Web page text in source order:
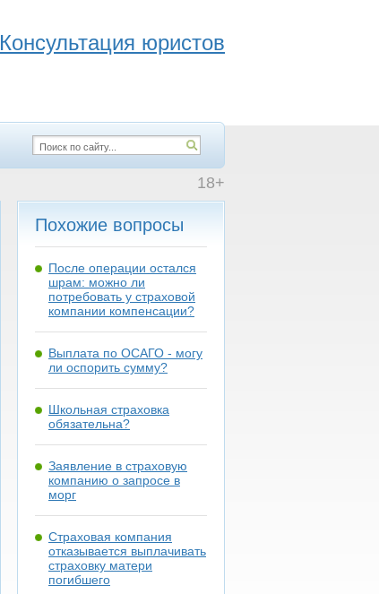
Консультация юристов
18+
Похожие вопросы
После операции остался
шрам: можно ли
потребовать у страховой
компании компенсации?
Выплата по ОСАГО - могу
ли оспорить сумму?
Школьная страховка
обязательна?
Заявление в страховую
компанию о запросе в
морг
Страховая компания
отказывается выплачивать
страховку матери
погибшего